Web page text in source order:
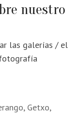
nuestro
las galerías / el